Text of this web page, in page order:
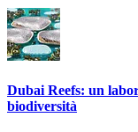
Dubai Reefs: un
biodiversità